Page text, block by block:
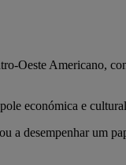
Oeste Americano,
económica e
a desempenhar um